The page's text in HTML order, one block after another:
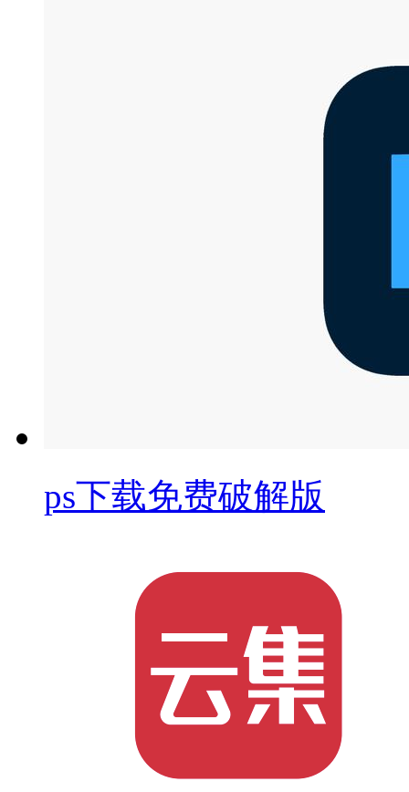
ps下载免费破解版